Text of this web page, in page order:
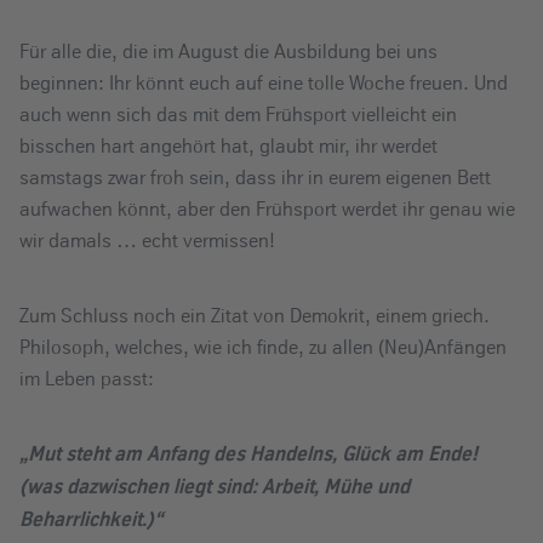
Für alle die, die im August die Ausbildung bei uns
beginnen: Ihr könnt euch auf eine tolle Woche freuen. Und
auch wenn sich das mit dem Frühsport vielleicht ein
bisschen hart angehört hat, glaubt mir, ihr werdet
samstags zwar froh sein, dass ihr in eurem eigenen Bett
aufwachen könnt, aber den Frühsport werdet ihr genau wie
wir damals … echt vermissen!
Zum Schluss noch ein Zitat von Demokrit, einem griech.
Philosoph, welches, wie ich finde, zu allen (Neu)Anfängen
im Leben passt:
„Mut steht am Anfang des Handelns, Glück am Ende!
(was dazwischen liegt sind: Arbeit, Mühe und
Beharrlichkeit.)“